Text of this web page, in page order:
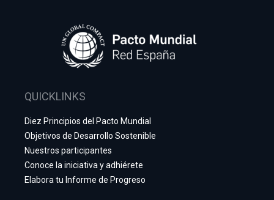
QUICKLINKS
Diez Principios del Pacto Mundial
Objetivos de Desarrollo Sostenible
Nuestros participantes
Conoce la iniciativa y adhiérete
Elabora tu Informe de Progreso